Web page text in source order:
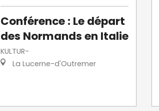
Conférence : Le départ
des Normands en Italie
KULTUR-
La Lucerne-d'Outremer